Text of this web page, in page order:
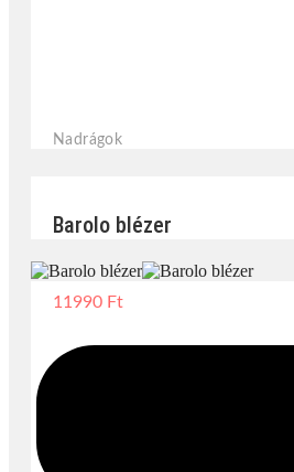
Nadrágok
Barolo blézer
11990 Ft